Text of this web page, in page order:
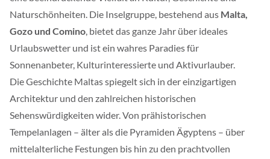
Naturschönheiten. Die Inselgruppe, bestehend aus Malta,
Gozo und Comino, bietet das ganze Jahr über ideales
Urlaubswetter und ist ein wahres Paradies für
Sonnenanbeter, Kulturinteressierte und Aktivurlauber.
Die Geschichte Maltas spiegelt sich in der einzigartigen
Architektur und den zahlreichen historischen
Sehenswürdigkeiten wider. Von prähistorischen
Tempelanlagen – älter als die Pyramiden Ägyptens – über
mittelalterliche Festungen bis hin zu den prachtvollen